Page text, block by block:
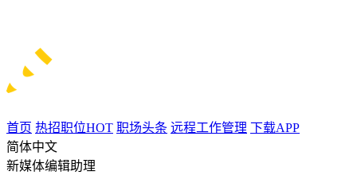
首页 热招职位HOT 职场头条 远程工作管理 下载APP
简体中文
新媒体编辑助理